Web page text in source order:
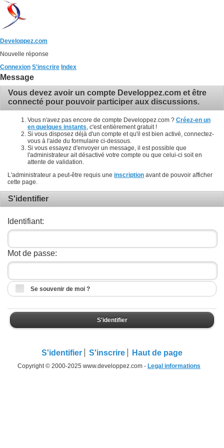
Developpez.com
Nouvelle réponse
Connexion S'inscrire Index
Message
Vous devez avoir un compte Developpez.com et être
connecté pour pouvoir participer aux discussions.
Vous n'avez pas encore de compte Developpez.com ? Créez-en un
en quelques instants , c'est entièrement gratuit !
Si vous disposez déjà d'un compte et qu'il est bien activé, connectez-
vous à l'aide du formulaire ci-dessous.
Si vous essayez d'envoyer un message, il est possible que
l'administrateur ait désactivé votre compte ou que celui-ci soit en
attente de validation.
L'administrateur a peut-être requis une inscription avant de pouvoir afficher
cette page.
S'identifier
Identifiant:
Mot de passe:
Se souvenir de moi ?
S'identifier
S'identifier S'inscrire Haut de page
Copyright © 2000-2025 www.developpez.com - Legal informations